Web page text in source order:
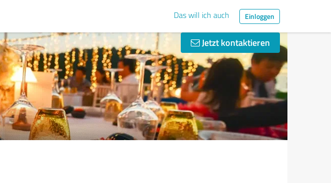
Das will ich auch Einloggen
Jetzt kontaktieren